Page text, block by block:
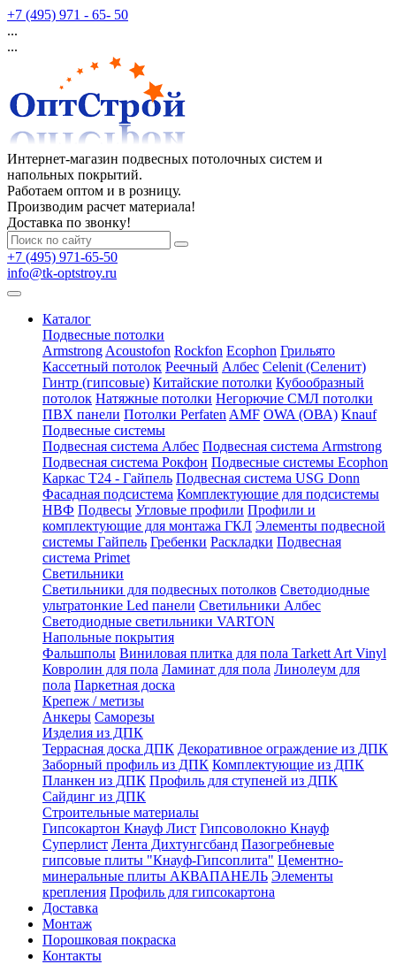
+7 (495) 971 - 65- 50
...
...
Интернет-магазин подвесных потолочных систем и
напольных покрытий.
Работаем оптом и в розницу.
Производим расчет материала!
Доставка по звонку!
+7 (495) 971-65-50
info@tk-optstroy.ru
Каталог
Подвесные потолки
Armstrong Acoustofon Rockfon Ecophon Грильято
Кассетный потолок Реечный Албес Celenit (Селенит)
Гинтр (гипсовые) Китайские потолки Кубообразный
потолок Натяжные потолки Негорючие СМЛ потолки
ПВХ панели Потолки Perfaten AMF OWA (ОВА) Knauf
Подвесные системы
Подвесная система Албес Подвесная система Armstrong
Подвесная система Рокфон Подвесные системы Ecophon
Каркас Т24 - Гайпель Подвесная система USG Donn
Фасадная подсистема Комплектующие для подсистемы
НВФ Подвесы Угловые профили Профили и
комплектующие для монтажа ГКЛ Элементы подвесной
системы Гайпель Гребенки Раскладки Подвесная
система Primet
Светильники
Светильники для подвесных потолков Светодиодные
ультратонкие Led панели Светильники Албес
Светодиодные светильники VARTON
Напольные покрытия
Фальшполы Виниловая плитка для пола Tarkett Art Vinyl
Ковролин для пола Ламинат для пола Линолеум для
пола Паркетная доска
Крепеж / метизы
Анкеры Саморезы
Изделия из ДПК
Террасная доска ДПК Декоративное ограждение из ДПК
Заборный профиль из ДПК Комплектующие из ДПК
Планкен из ДПК Профиль для ступеней из ДПК
Сайдинг из ДПК
Строительные материалы
Гипсокартон Кнауф Лист Гипсоволокно Кнауф
Суперлист Лента Дихтунгсбанд Пазогребневые
гипсовые плиты "Кнауф-Гипсоплита" Цементно-
минеральные плиты АКВАПАНЕЛЬ Элементы
крепления Профиль для гипсокартона
Доставка
Монтаж
Порошковая покраска
Контакты